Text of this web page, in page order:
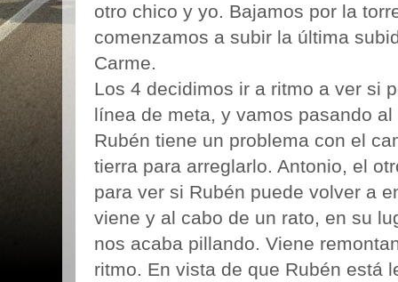
otro chico y yo. Bajamos por la
comenzamos a subir la última
Carme.
Los 4 decidimos ir a ritmo a ver si
línea de meta, y vamos pasando
Rubén tiene un problema con el
tierra para arreglarlo. Antonio, el
para ver si Rubén puede volver a
viene y al cabo de un rato, en su
nos acaba pillando. Viene
ritmo. En vista de que Rubén está